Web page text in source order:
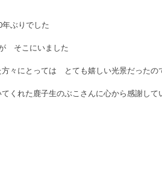
ぶりでした
　そこにいました
々にとっては　とても嬉しい光景だったの
くれた鹿子生のぶこさんに心から感謝して